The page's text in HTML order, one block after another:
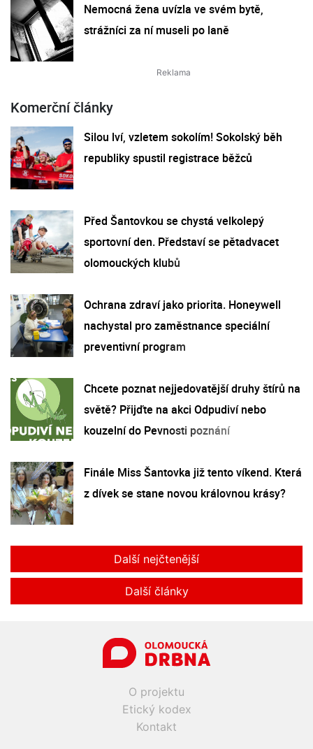
Nemocná žena uvízla ve svém bytě,
strážníci za ní museli po laně
Komerční články
Silou lví, vzletem sokolím! Sokolský běh
republiky spustil registrace běžců
Před Šantovkou se chystá velkolepý
sportovní den. Představí se pětadvacet
olomouckých klubů
Ochrana zdraví jako priorita. Honeywell
nachystal pro zaměstnance speciální
preventivní program
Chcete poznat nejjedovatější druhy štírů na
světě? Přijďte na akci Odpudiví nebo
kouzelní do Pevnosti poznání
Finále Miss Šantovka již tento víkend. Která
z dívek se stane novou královnou krásy?
Další nejčtenější
Další články
O projektu
Etický kodex
Kontakt